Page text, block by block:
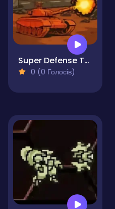
Super Defense Tank
0 (0 Голосів)